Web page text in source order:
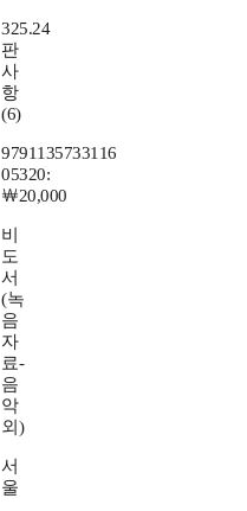
325.24
판
사
항
(6)
9791135733116
05320:
￦20,000
비
도
서
(녹
음
자
료-
음
악
외)
서
울